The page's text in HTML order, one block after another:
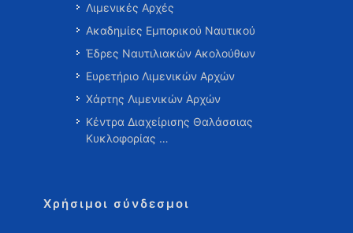
Λιμενικές Αρχές
Ακαδημίες Εμπορικού Ναυτικού
Έδρες Ναυτιλιακών Ακολούθων
Ευρετήριο Λιμενικών Αρχών
Χάρτης Λιμενικών Αρχών
Κέντρα Διαχείρισης Θαλάσσιας
Κυκλοφορίας …
Χρήσιμοι σύνδεσμοι